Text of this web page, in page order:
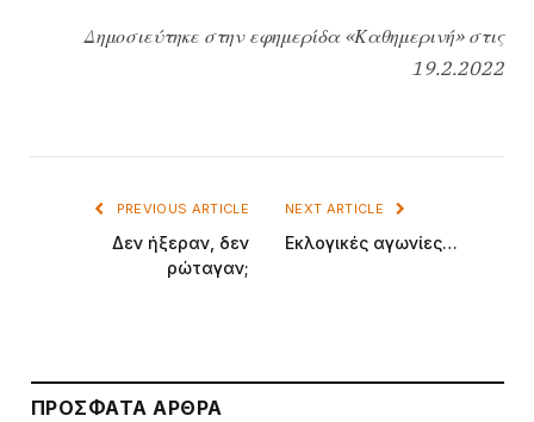
Δημοσιεύτηκε στην εφημερίδα «Καθημερινή» στις
19.2.2022
PREVIOUS ARTICLE
Δεν ήξεραν, δεν
ρώταγαν;
NEXT ARTICLE
Εκλογικές αγωνίες…
ΠΡΌΣΦΑΤΑ ΆΡΘΡΑ